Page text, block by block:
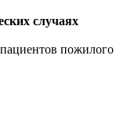
случаях
пожилого